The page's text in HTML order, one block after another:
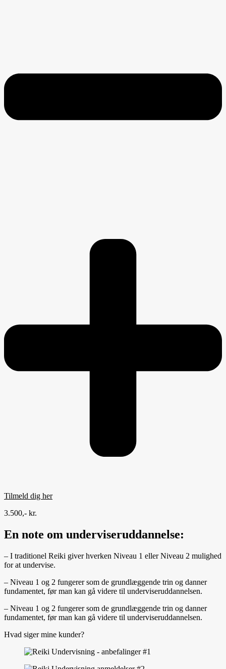
Tilmeld dig her
3.500,- kr.
En note om underviseruddannelse:
– I traditionel Reiki giver hverken Niveau 1 eller Niveau 2 mulighed
for at undervise.
– Niveau 1 og 2 fungerer som de grundlæggende trin og danner
fundamentet, før man kan gå videre til underviseruddannelsen.
– Niveau 1 og 2 fungerer som de grundlæggende trin og danner
fundamentet, før man kan gå videre til underviseruddannelsen.
Hvad siger mine kunder?